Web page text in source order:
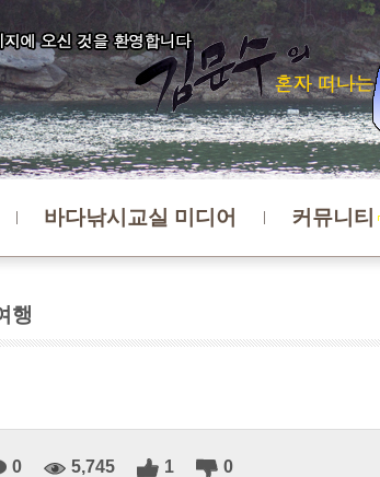
바다낚시교실 미디어 커뮤니티
행
0 5,745 1 0